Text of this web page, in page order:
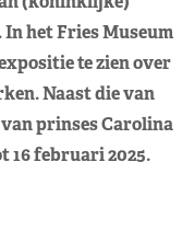
het Fries Museum
te zien over
Naast die van
prinses Carolina
16 februari 2025.